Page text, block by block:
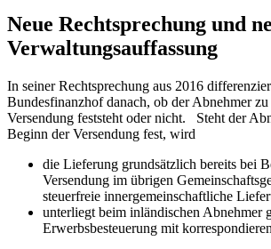
Neue Rechtsprechung und
Verwaltungsauffassung
In seiner Rechtsprechung aus 2016
Bundesfinanzhof danach, ob der Abnehmer
Versendung feststeht oder nicht. Steht der
Beginn der Versendung fest, wird
die Lieferung grundsätzlich bereits bei
Versendung im übrigen
steuerfreie innergemeinschaftliche
unterliegt beim inländischen Abnehmer
Erwerbsbesteuerung mit